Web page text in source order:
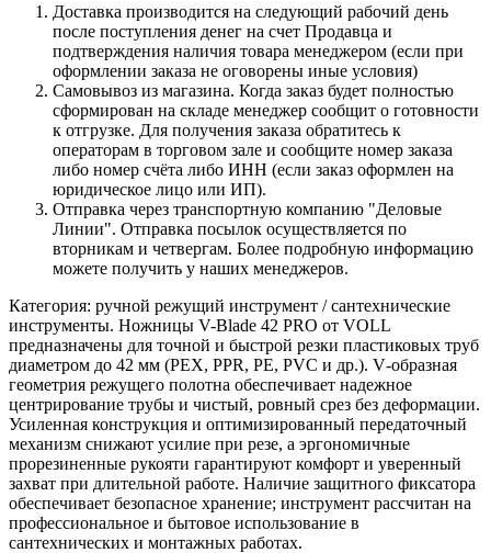
Доставка производится на следующий рабочий день
после поступления денег на счет Продавца и
подтверждения наличия товара менеджером (если при
оформлении заказа не оговорены иные условия)
Самовывоз из магазина. Когда заказ будет полностью
сформирован на складе менеджер сообщит о готовности
к отгрузке. Для получения заказа обратитесь к
операторам в торговом зале и сообщите номер заказа
либо номер счёта либо ИНН (если заказ оформлен на
юридическое лицо или ИП).
Отправка через транспортную компанию "Деловые
Линии". Отправка посылок осуществляется по
вторникам и четвергам. Более подробную информацию
можете получить у наших менеджеров.
Категория: ручной режущий инструмент / сантехнические
инструменты. Ножницы V-Blade 42 PRO от VOLL
предназначены для точной и быстрой резки пластиковых труб
диаметром до 42 мм (PEX, PPR, PE, PVC и др.). V‑образная
геометрия режущего полотна обеспечивает надежное
центрирование трубы и чистый, ровный срез без деформации.
Усиленная конструкция и оптимизированный передаточный
механизм снижают усилие при резе, а эргономичные
прорезиненные рукояти гарантируют комфорт и уверенный
захват при длительной работе. Наличие защитного фиксатора
обеспечивает безопасное хранение; инструмент рассчитан на
профессиональное и бытовое использование в
сантехнических и монтажных работах.